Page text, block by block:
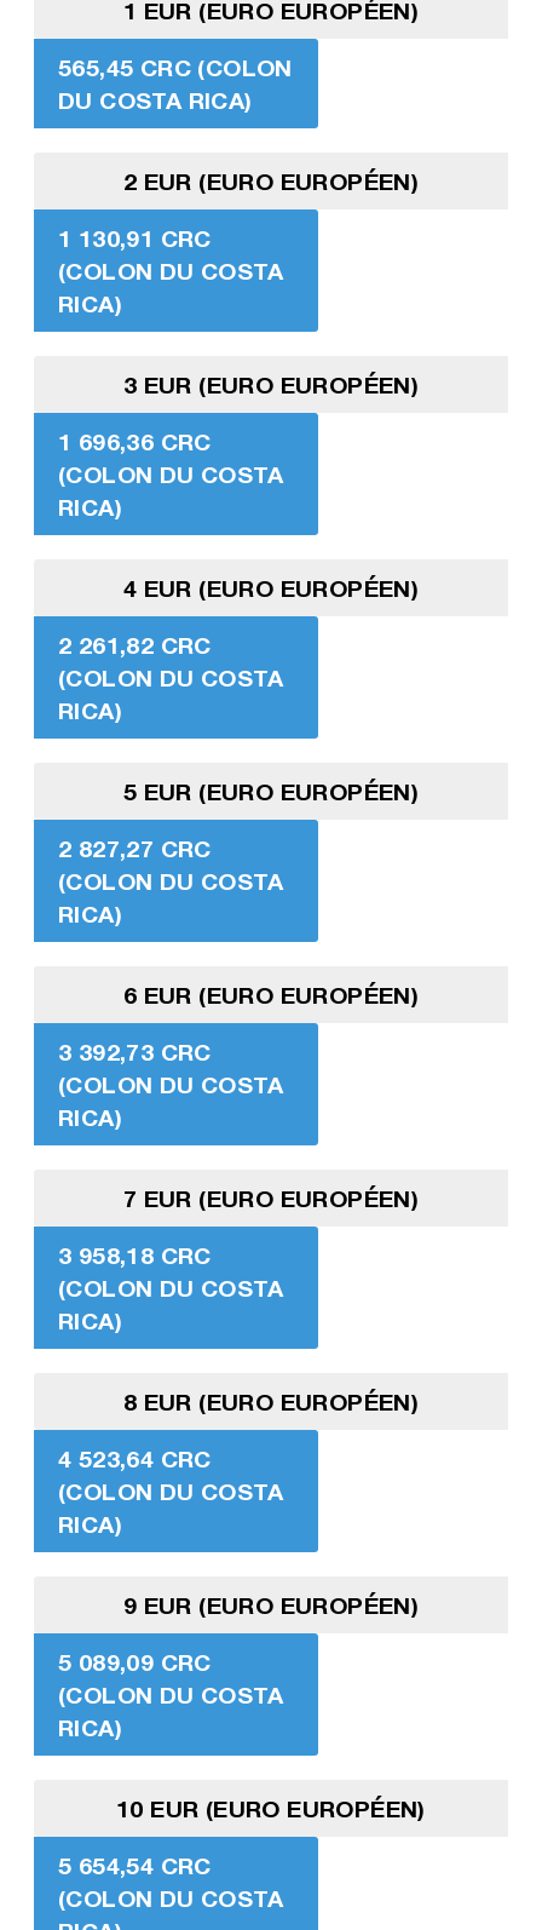
1 EUR (EURO EUROPÉEN)
565,45 CRC (COLON
DU COSTA RICA)
2 EUR (EURO EUROPÉEN)
1 130,91 CRC
(COLON DU COSTA
RICA)
3 EUR (EURO EUROPÉEN)
1 696,36 CRC
(COLON DU COSTA
RICA)
4 EUR (EURO EUROPÉEN)
2 261,82 CRC
(COLON DU COSTA
RICA)
5 EUR (EURO EUROPÉEN)
2 827,27 CRC
(COLON DU COSTA
RICA)
6 EUR (EURO EUROPÉEN)
3 392,73 CRC
(COLON DU COSTA
RICA)
7 EUR (EURO EUROPÉEN)
3 958,18 CRC
(COLON DU COSTA
RICA)
8 EUR (EURO EUROPÉEN)
4 523,64 CRC
(COLON DU COSTA
RICA)
9 EUR (EURO EUROPÉEN)
5 089,09 CRC
(COLON DU COSTA
RICA)
10 EUR (EURO EUROPÉEN)
5 654,54 CRC
(COLON DU COSTA